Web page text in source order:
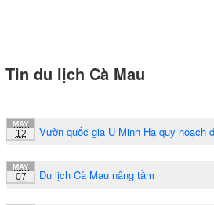
Tin du lịch Cà Mau
MAY
12 Vườn quốc gia U Minh Hạ quy hoạch
MAY
07 Du lịch Cà Mau nâng tầm